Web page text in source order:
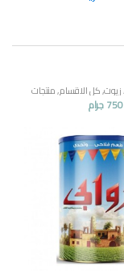
,كل الاقسام,منتجات